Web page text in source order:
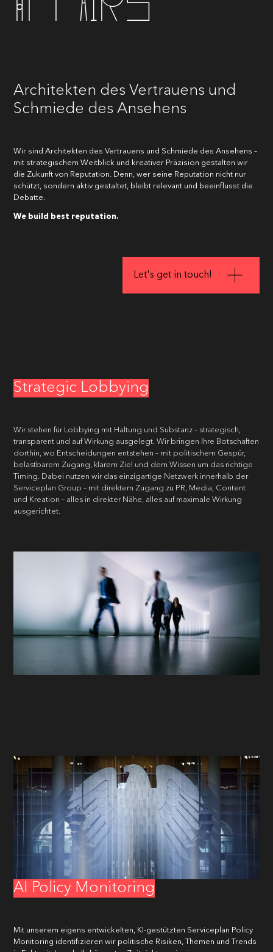
Architekten des Vertrauens und
Schmiede des Ansehens
Wir sind Architekten des Vertrauens und Schmiede des Ansehens –
mit strategischem Weitblick und kreativer Präzision gestalten wir
die Zukunft von Reputation. Denn, wer seine Reputation nicht nur
schützt, sondern aktiv gestaltet, bleibt relevant und beeinflusst die
Debatte.
We build best reputation.
Let's get in touch!
Strategic Lobbying
Wir stehen für Lobbying mit Haltung und Substanz – strategisch,
transparent und auf Wirkung ausgelegt. Wir bringen Ihre Botschaften
dorthin, wo Entscheidungen entstehen – mit politischem Gespür,
belastbarem Zugang, klarem Ziel und dem Wissen um das richtige
Timing. Dabei nutzen wir das einzigartige Netzwerk innerhalb der
Serviceplan Group – mit direktem Zugang zu PR, Media, Content
und Kreation – alles in direkter Nähe, alles auf maximale Wirkung
ausgerichtet.
AI Policy Monitoring
Mit unserem eigens entwickelten, KI-gestützten Serviceplan Policy
Monitoring identifizieren wir politische Risiken, Themen und Trends